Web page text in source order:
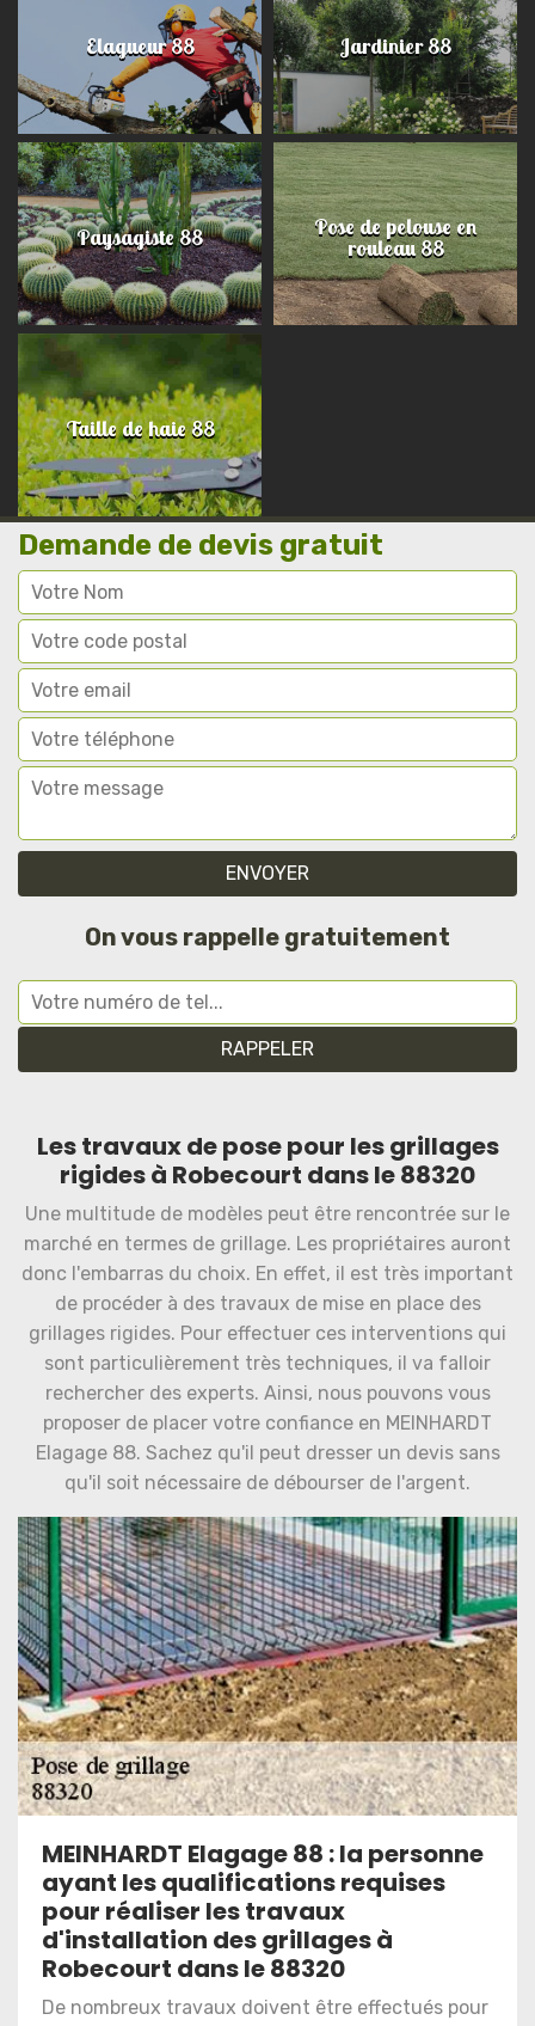
Elagueur 88 Jardinier 88
Paysagiste 88 Pose de pelouse en
rouleau 88
Taille de haie 88
Demande de devis gratuit
On vous rappelle gratuitement
Les travaux de pose pour les grillages
rigides à Robecourt dans le 88320
Une multitude de modèles peut être rencontrée sur le
marché en termes de grillage. Les propriétaires auront
donc l'embarras du choix. En effet, il est très important
de procéder à des travaux de mise en place des
grillages rigides. Pour effectuer ces interventions qui
sont particulièrement très techniques, il va falloir
rechercher des experts. Ainsi, nous pouvons vous
proposer de placer votre confiance en MEINHARDT
Elagage 88. Sachez qu'il peut dresser un devis sans
qu'il soit nécessaire de débourser de l'argent.
MEINHARDT Elagage 88 : la personne
ayant les qualifications requises
pour réaliser les travaux
d'installation des grillages à
Robecourt dans le 88320
De nombreux travaux doivent être effectués pour